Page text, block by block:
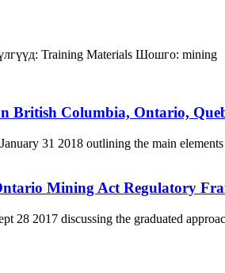
Training Materials Шошго: mining
British Columbia, Ontario,
31 2018 outlining the main
Mining Act Regulatory
28 2017 discussing the graduated